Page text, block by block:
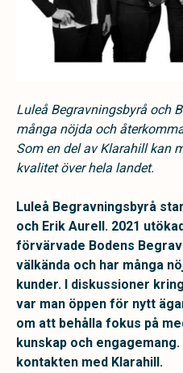
Luleå Begravningsbyrå och
många nöjda och
Som en del av Klarahill kan
kvalitet över hela landet.
Luleå Begravningsbyrå
och Erik Aurell. 2021
förvärvade Bodens
välkända och har många
kunder. I diskussioner
var man öppen för nytt
om att behålla fokus på
kunskap och
kontakten med Klarahill.